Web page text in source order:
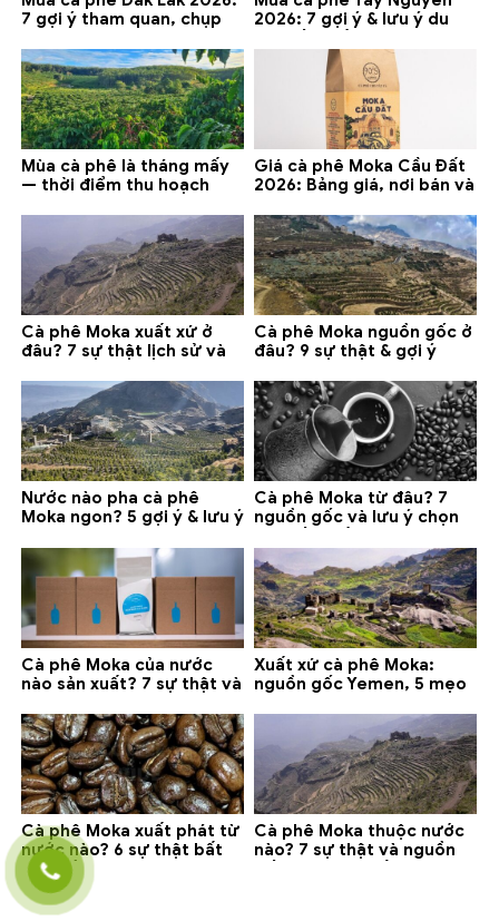
7 gợi ý tham quan, chụp
2026: 7 gợi ý & lưu ý du
Mùa cà phê là tháng mấy
— thời điểm thu hoạch
Giá cà phê Moka Cầu Đất
2026: Bảng giá, nơi bán và
Cà phê Moka xuất xứ ở
đâu? 7 sự thật lịch sử và
Cà phê Moka nguồn gốc ở
đâu? 9 sự thật & gợi ý
Nước nào pha cà phê
Moka ngon? 5 gợi ý & lưu ý
Cà phê Moka từ đâu? 7
nguồn gốc và lưu ý chọn
Cà phê Moka của nước
nào sản xuất? 7 sự thật và
Xuất xứ cà phê Moka:
nguồn gốc Yemen, 5 mẹo
Cà phê Moka xuất phát từ
nước nào? 6 sự thật bất
ngờ về Yemen
Cà phê Moka thuộc nước
nào? 7 sự thật và nguồn